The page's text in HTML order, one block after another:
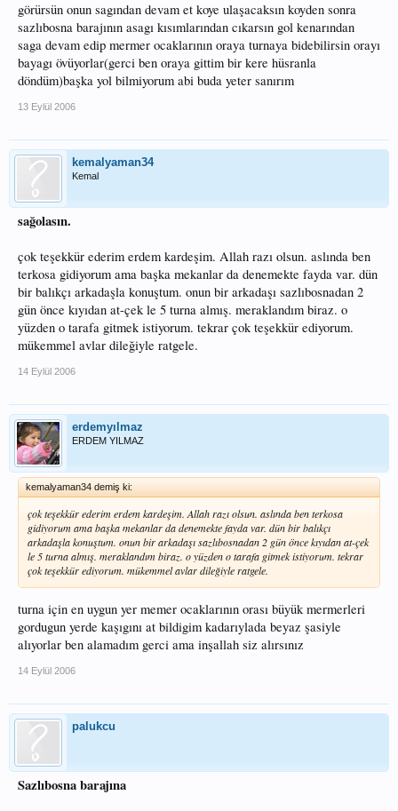
görürsün onun sagından devam et koye ulaşacaksın koyden sonra
sazlıbosna barajının asagı kısımlarından cıkarsın gol kenarından
saga devam edip mermer ocaklarının oraya turnaya bidebilirsin orayı
bayagı övüyorlar(gerci ben oraya gittim bir kere hüsranla
döndüm)başka yol bilmiyorum abi buda yeter sanırım
13 Eylül 2006
kemalyaman34
Kemal
sağolasın.
çok teşekkür ederim erdem kardeşim. Allah razı olsun. aslında ben
terkosa gidiyorum ama başka mekanlar da denemekte fayda var. dün
bir balıkçı arkadaşla konuştum. onun bir arkadaşı sazlıbosnadan 2
gün önce kıyıdan at-çek le 5 turna almış. meraklandım biraz. o
yüzden o tarafa gitmek istiyorum. tekrar çok teşekkür ediyorum.
mükemmel avlar dileğiyle ratgele.
14 Eylül 2006
erdemyılmaz
ERDEM YILMAZ
kemalyaman34 demiş ki:
çok teşekkür ederim erdem kardeşim. Allah razı olsun. aslında ben terkosa
gidiyorum ama başka mekanlar da denemekte fayda var. dün bir balıkçı
arkadaşla konuştum. onun bir arkadaşı sazlıbosnadan 2 gün önce kıyıdan at-çek
le 5 turna almış. meraklandım biraz. o yüzden o tarafa gitmek istiyorum. tekrar
çok teşekkür ediyorum. mükemmel avlar dileğiyle ratgele.
turna için en uygun yer memer ocaklarının orası büyük mermerleri
gordugun yerde kaşıgını at bildigim kadarıylada beyaz şasiyle
alıyorlar ben alamadım gerci ama inşallah siz alırsınız
14 Eylül 2006
palukcu
Sazlıbosna barajına